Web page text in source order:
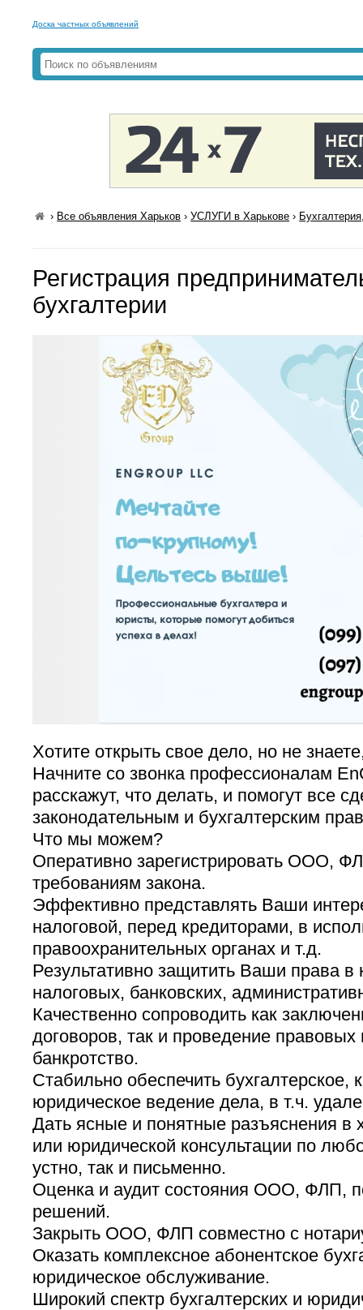
Доска частных объявлений
› Все объявления Харьков ›УСЛУГИ в Харькове ›
Регистрация
бухгалтерии
Хотите открыть свое дело, но не
Начните со звонка профессионалам
расскажут, что делать, и помогут все
законодательным и бухгалтерским
Что мы можем?
Оперативно зарегистрировать ООО,
требованиям закона.
Эффективно представлять Ваши
налоговой, перед кредиторами, в
правоохранительных органах и т.д.
Результативно защитить Ваши права в
налоговых, банковских,
Качественно сопроводить как
договоров, так и проведение правовых
банкротство.
Стабильно обеспечить бухгалтерское,
юридическое ведение дела, в т.ч.
Дать ясные и понятные разъяснения в
или юридической консультации по
устно, так и письменно.
Оценка и аудит состояния ООО, ФЛП,
решений.
Закрыть ООО, ФЛП совместно с
Оказать комплексное абонентское
юридическое обслуживание.
Широкий спектр бухгалтерских и